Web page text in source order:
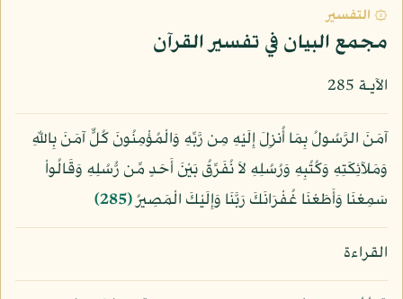
۞ التفسير
مجمع البيان في تفسير القرآن
الآيـة 285
آمَنَ الرَّسُولُ بِمَا أُنزِلَ إِلَيْهِ مِن رَّبِّهِ وَالْمُؤْمِنُونَ كُلٌّ آمَنَ بِاللّهِ
وَمَلآئِكَتِهِ وَكُتُبِهِ وَرُسُلِهِ لاَ نُفَرِّقُ بَيْنَ أَحَدٍ مِّن رُّسُلِهِ وَقَالُواْ
سَمِعْنَا وَأَطَعْنَا غُفْرَانَكَ رَبَّنَا وَإِلَيْكَ الْمَصِيرُ﴿285﴾
القراءة